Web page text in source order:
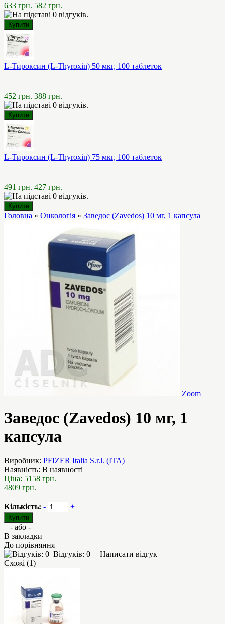
633 грн. 582 грн.
L-Тироксин (L-Thyroxin) 50 мкг, 100 таблеток
452 грн. 388 грн.
L-Тироксин (L-Thyroxin) 75 мкг, 100 таблеток
491 грн. 427 грн.
Головна » Онкологія » Заведос (Zavedos) 10 мг, 1 капсула
Zoom
Заведос (Zavedos) 10 мг, 1
капсула
Виробник: PFIZER Italia S.r.l. (ITA)
Наявність: В наявності
Ціна: 5158 грн.
4809 грн.
Кількість: - +
- або -
В закладки
До порівняння
Відгуків: 0 | Написати відгук
Схожі (1)